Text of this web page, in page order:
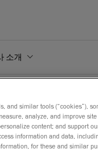
소개
and similar tools (“cookies”),
analyze, and improve
content; and support
information and data,
for these and similar